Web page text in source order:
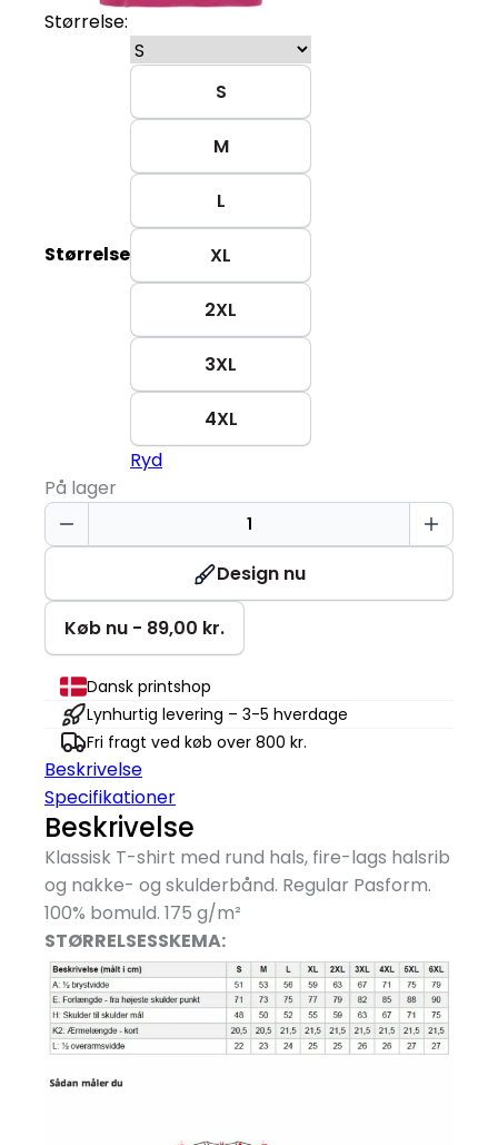
Størrelse:
Størrelse
S
M
L
XL
2XL
3XL
4XL
Ryd
På lager
T-
TIME®
shirt
antal
Design nu
Køb nu - 89,00 kr.
Dansk printshop
Lynhurtig levering – 3-5 hverdage
Fri fragt ved køb over 800 kr.
Beskrivelse
Specifikationer
Beskrivelse
Klassisk T-shirt med rund hals, fire-lags halsrib
og nakke- og skulderbånd. Regular Pasform.
100% bomuld. 175 g/m²
STØRRELSESSKEMA: